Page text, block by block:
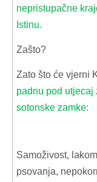
nepristupačne
Istinu.
Zašto?
Zato što će vjerni
padnu pod utjecaj
sotonske zamke:
Samoživost,
psovanja,